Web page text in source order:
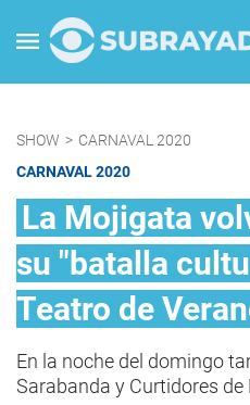
SHOW > CARNAVAL 2020
CARNAVAL 2020
La Mojigata
su "batalla
Teatro de
En la noche del domingo
Sarabanda y Curtidores de